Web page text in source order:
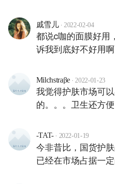
戚雪儿 · 2022-02-04
都说c咖的面膜好用
诉我到底好不好用啊
Milchstraβe · 2022-01-23
我觉得护肤市场可
的。。。卫生还方便
-TAT- · 2022-01-19
今非昔比，国货护
已经在市场占据一